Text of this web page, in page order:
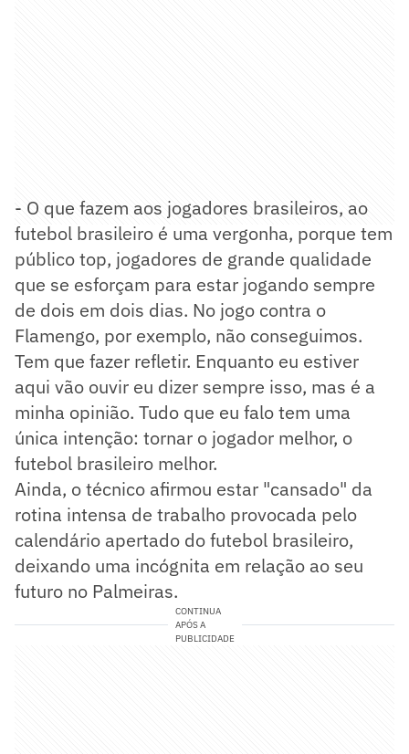
- O que fazem aos jogadores brasileiros, ao
futebol brasileiro é uma vergonha, porque tem
público top, jogadores de grande qualidade
que se esforçam para estar jogando sempre
de dois em dois dias. No jogo contra o
Flamengo, por exemplo, não conseguimos.
Tem que fazer refletir. Enquanto eu estiver
aqui vão ouvir eu dizer sempre isso, mas é a
minha opinião. Tudo que eu falo tem uma
única intenção: tornar o jogador melhor, o
futebol brasileiro melhor.
Ainda, o técnico afirmou estar "cansado" da
rotina intensa de trabalho provocada pelo
calendário apertado do futebol brasileiro,
deixando uma incógnita em relação ao seu
futuro no Palmeiras.
CONTINUA
APÓS A
PUBLICIDADE